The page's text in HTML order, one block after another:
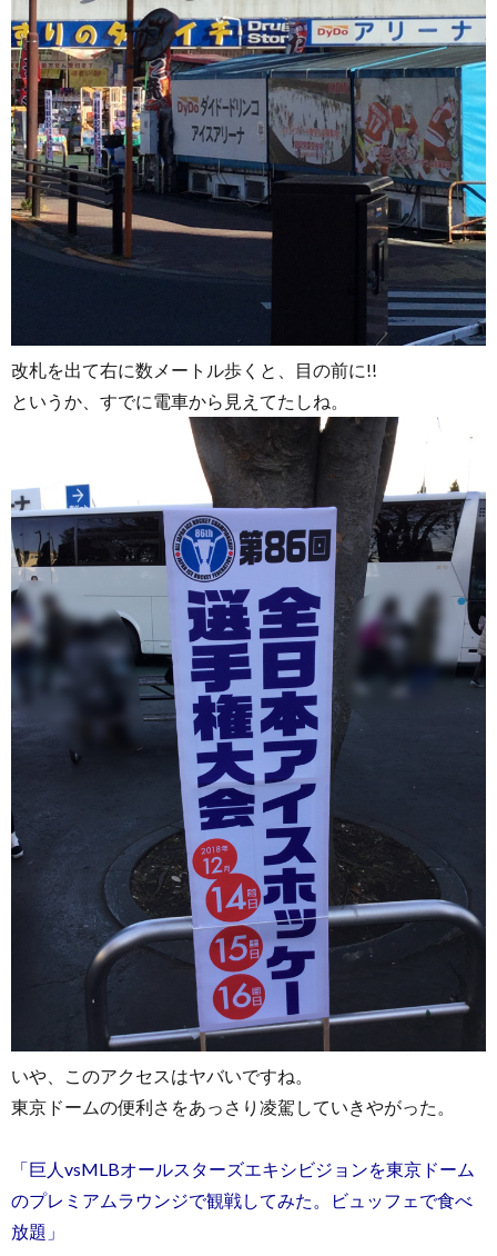
改札を出て右に数メートル歩くと、目の前に!!
というか、すでに電車から見えてたしね。
いや、このアクセスはヤバいですね。
東京ドームの便利さをあっさり凌駕していきやがった。
「巨人vsMLBオールスターズエキシビジョンを東京ドーム
のプレミアムラウンジで観戦してみた。ビュッフェで食べ
放題」